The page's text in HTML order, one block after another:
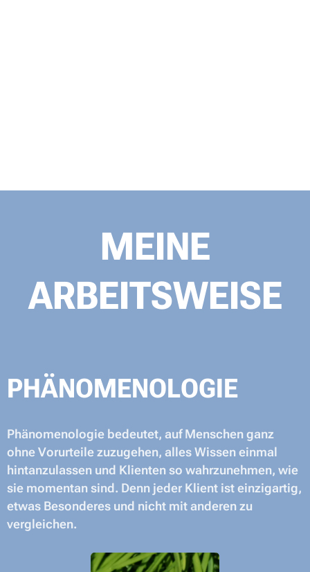
MEINE
ARBEITSWEISE
PHÄNOMENOLOGIE
Phänomenologie bedeutet, auf Menschen ganz
ohne Vorurteile zuzugehen, alles Wissen einmal
hintanzulassen und Klienten so wahrzunehmen, wie
sie momentan sind. Denn jeder Klient ist einzigartig,
etwas Besonderes und nicht mit anderen zu
vergleichen.